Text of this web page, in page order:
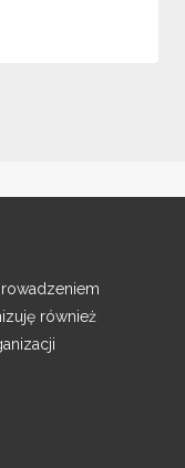
również